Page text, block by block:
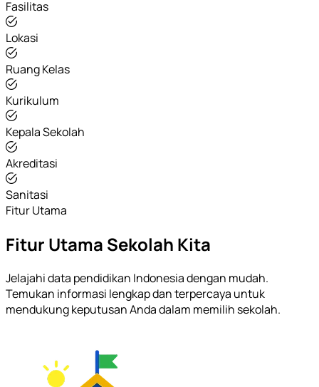
Fasilitas
Lokasi
Ruang Kelas
Kurikulum
Kepala Sekolah
Akreditasi
Sanitasi
Fitur Utama
Fitur Utama Sekolah Kita
Jelajahi data pendidikan Indonesia dengan mudah.
Temukan informasi lengkap dan terpercaya untuk
mendukung keputusan Anda dalam memilih sekolah.